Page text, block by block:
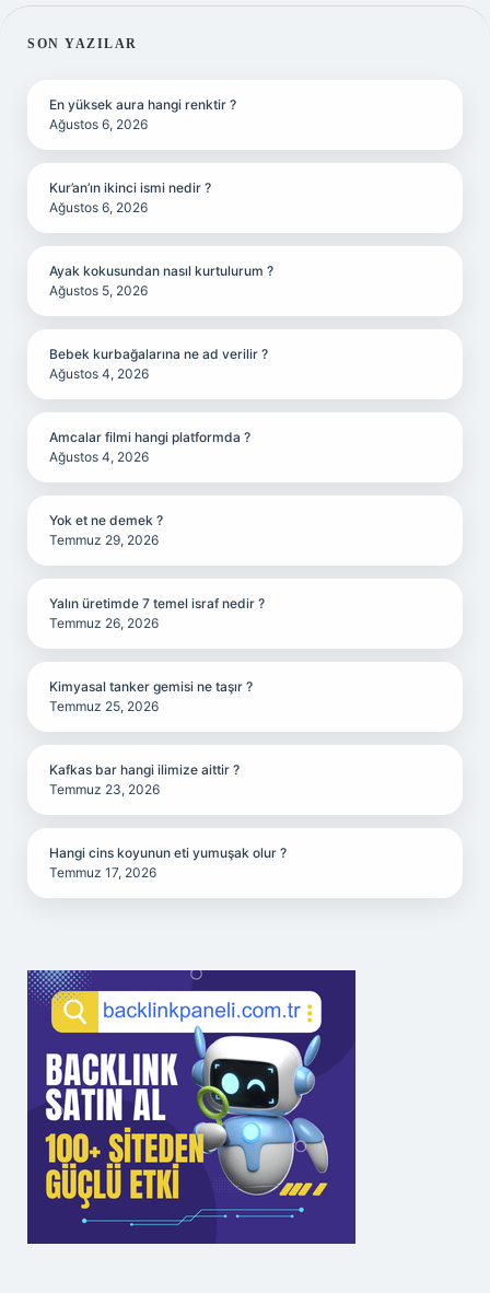
SIDEBAR
SON YAZILAR
En yüksek aura hangi renktir ?
Ağustos 6, 2026
Kur’an’ın ikinci ismi nedir ?
Ağustos 6, 2026
Ayak kokusundan nasıl kurtulurum ?
Ağustos 5, 2026
Bebek kurbağalarına ne ad verilir ?
Ağustos 4, 2026
Amcalar filmi hangi platformda ?
Ağustos 4, 2026
Yok et ne demek ?
Temmuz 29, 2026
Yalın üretimde 7 temel israf nedir ?
Temmuz 26, 2026
Kimyasal tanker gemisi ne taşır ?
Temmuz 25, 2026
Kafkas bar hangi ilimize aittir ?
Temmuz 23, 2026
Hangi cins koyunun eti yumuşak olur ?
Temmuz 17, 2026